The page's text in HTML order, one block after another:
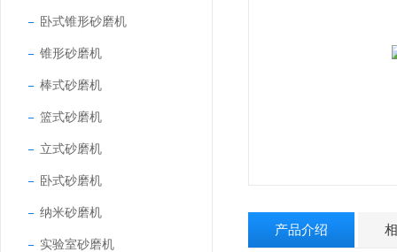
卧式锥形砂磨机
锥形砂磨机
棒式砂磨机
篮式砂磨机
立式砂磨机
卧式砂磨机
纳米砂磨机
实验室砂磨机
产品介绍